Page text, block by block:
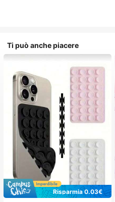
Ti può anche piacere
Risparmia 0.03€